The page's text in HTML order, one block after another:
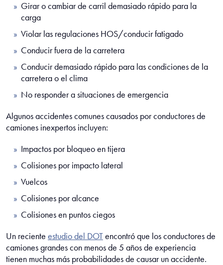
Girar o cambiar de carril demasiado rápido para la
carga
Violar las regulaciones HOS/conducir fatigado
Conducir fuera de la carretera
Conducir demasiado rápido para las condiciones de la
carretera o el clima
No responder a situaciones de emergencia
Algunos accidentes comunes causados por conductores de
camiones inexpertos incluyen:
Impactos por bloqueo en tijera
Colisiones por impacto lateral
Vuelcos
Colisiones por alcance
Colisiones en puntos ciegos
Un reciente estudio del DOTencontró que los conductores de
camiones grandes con menos de 5 años de experiencia
tienen muchas más probabilidades de causar un accidente.